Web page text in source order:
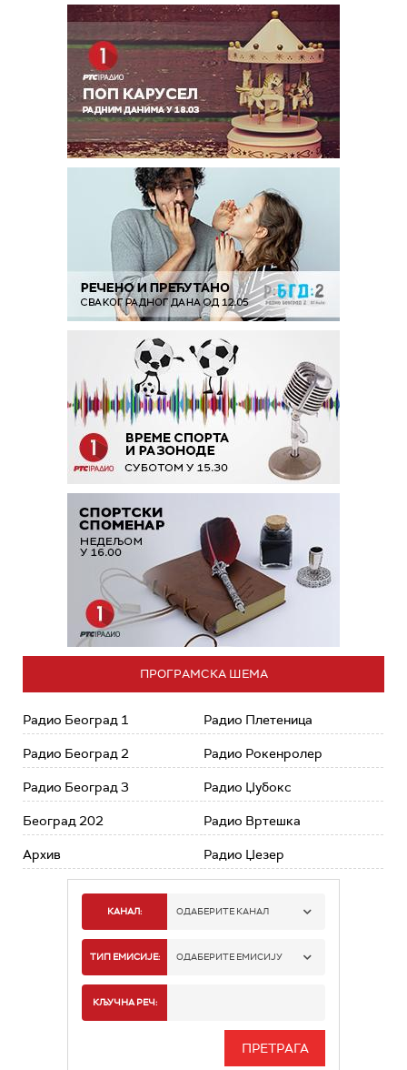
ПРОГРАМСКА ШЕМА
Радио Београд 1
Радио Београд 2
Радио Београд 3
Београд 202
Архив
Радио Плетеница
Радио Рокенролер
Радио Џубокс
Радио Вртешка
Радио Џезер
КАНАЛ: ОДАБЕРИТЕ КАНАЛ
РАДИО БЕОГРАД 1
РАДИО БЕОГРАД 3
ТИП ЕМИСИЈЕ: ОДАБЕРИТЕ ЕМИСИЈУ
КЉУЧНА РЕЧ: